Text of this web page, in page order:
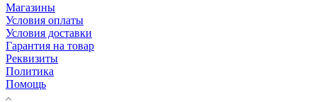
Магазины
Условия оплаты
Условия доставки
Гарантия на товар
Реквизиты
Политика
Помощь